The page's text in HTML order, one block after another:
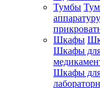
Тумбы
аппаратуру
Шкафы
Шкафы
Шкафы